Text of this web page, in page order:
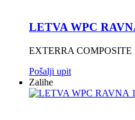
LETVA WPC
EXTERRA COMPOSITE
Pošalji upit
Zalihe